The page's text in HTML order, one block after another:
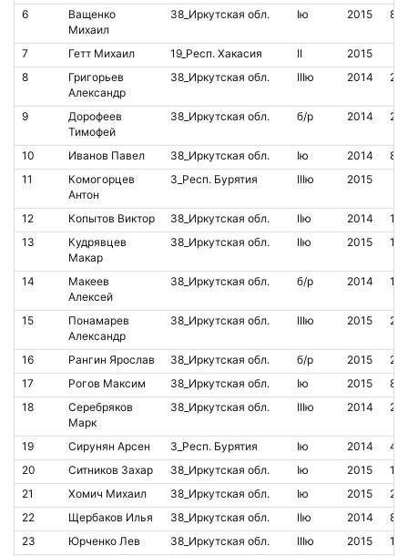
6
Ващенко
Михаил
38_Иркутская обл. Iю 2015
7 Гетт Михаил 19_Респ. Хакасия II
2015
8
Григорьев
Александр
38_Иркутская обл. IIIю 2014
9
Дорофеев
Тимофей
38_Иркутская обл. б/р 2014
10 Иванов Павел 38_Иркутская обл. Iю 2014
11
Комогорцев
Антон
3_Респ. Бурятия IIIю 2015
12 Копытов Виктор 38_Иркутская обл. IIю 2014
13
Кудрявцев
Макар
38_Иркутская обл. IIю 2015
14
Макеев
Алексей
38_Иркутская обл. б/р 2014
15
Понамарев
Александр
38_Иркутская обл. IIIю 2015
16 Рангин Ярослав 38_Иркутская обл. б/р 2015
17
Рогов Максим 38_Иркутская обл. Iю 2015
18
Серебряков
Марк
38_Иркутская обл. IIIю 2014
19 Сирунян Арсен 3_Респ. Бурятия Iю 2014
20
Ситников Захар 38_Иркутская обл. Iю 2015
21
Хомич Михаил 38_Иркутская обл. Iю 2015
22
Щербаков Илья 38_Иркутская обл. IIю 2014
23
Юрченко Лев 38_Иркутская обл. IIIю 2015